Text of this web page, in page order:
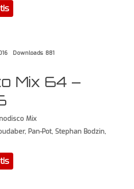
Downloads 881
Mix 64 –
Mix
, Pan-Pot, Stephan Bodzin,